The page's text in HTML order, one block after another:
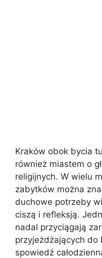
Kraków obok bycia
również miastem o
religijnych. W wielu
zabytków można
duchowe potrzeby
ciszą i refleksją.
nadal przyciągają
przyjeżdżających do
spowiedź